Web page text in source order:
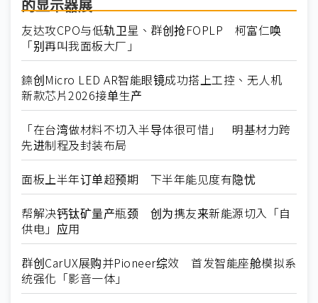
的显示器展
友达攻CPO与低轨卫星、群创抢FOPLP 柯富仁唤
「别再叫我面板大厂」
錼创Micro LED AR智能眼镜成功搭上工控、无人机
新款芯片2026接单生产
「在台湾做材料不切入半导体很可惜」 明基材力跨
先进制程及封装布局
面板上半年订单超预期 下半年能见度有隐忧
帮解决钙钛矿量产瓶颈 创为携友来新能源切入「自
供电」应用
群创CarUX展购并Pioneer综效 首发智能座舱模拟系
统强化「影音一体」